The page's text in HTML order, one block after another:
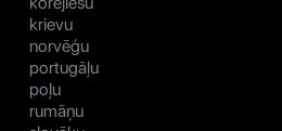
krievu
norvēģu
portugāļu
poļu
rumāņu